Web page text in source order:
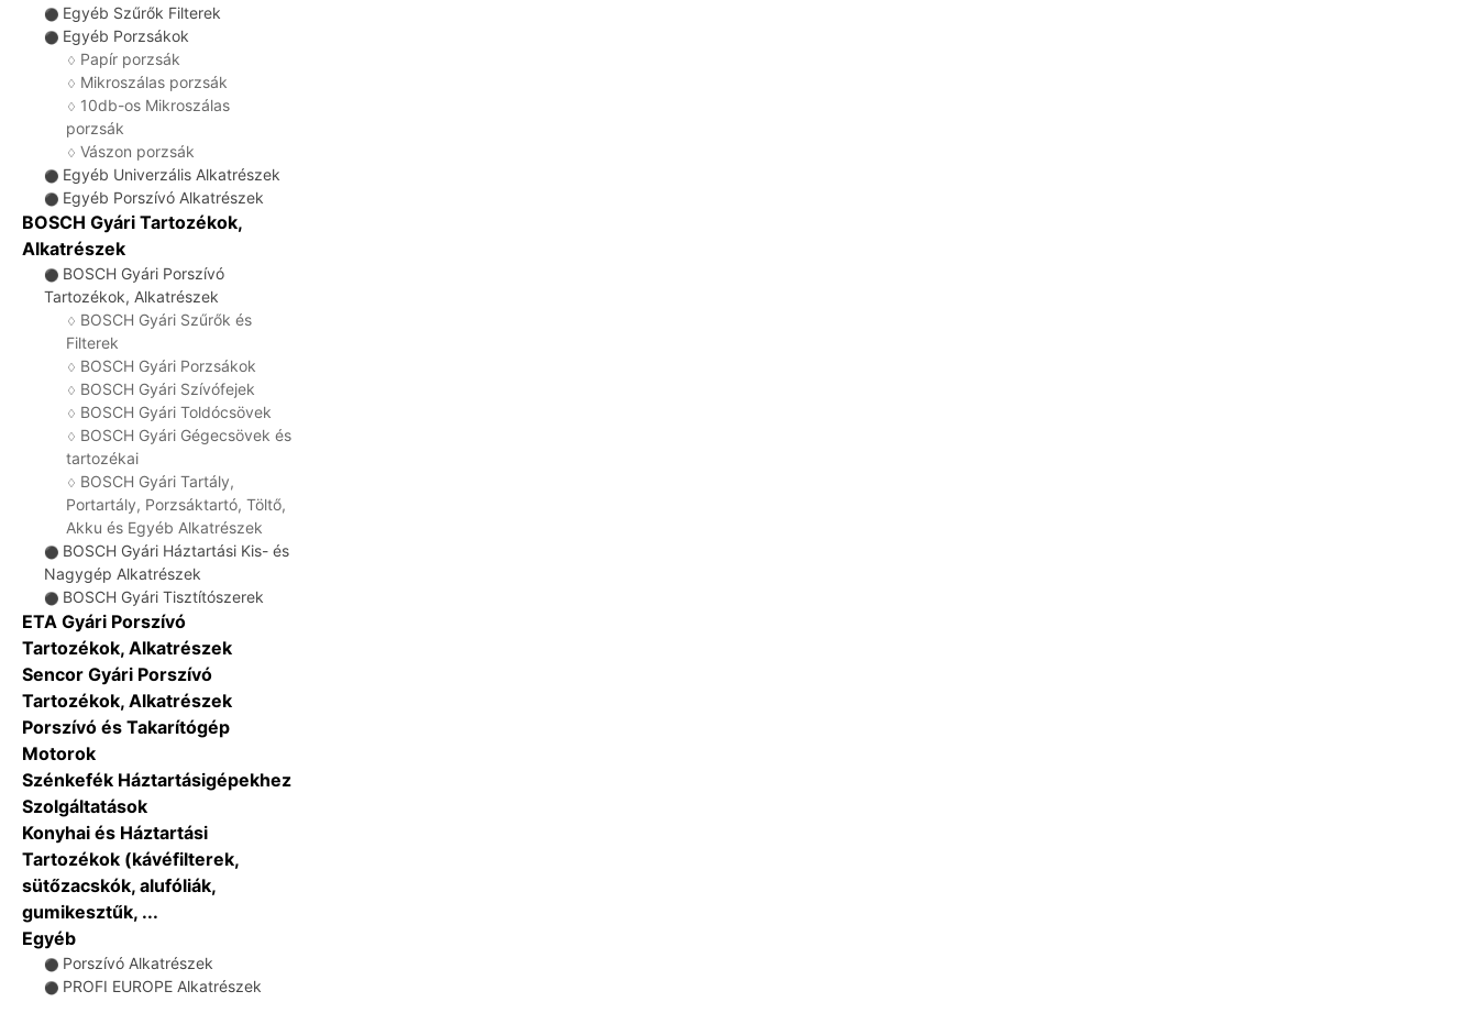
⚫ Egyéb Szűrők Filterek
⚫ Egyéb Porzsákok
♢ Papír porzsák
♢ Mikroszálas porzsák
♢ 10db-os Mikroszálas
porzsák
♢ Vászon porzsák
⚫ Egyéb Univerzális Alkatrészek
⚫ Egyéb Porszívó Alkatrészek
BOSCH Gyári Tartozékok,
Alkatrészek
⚫ BOSCH Gyári Porszívó
Tartozékok, Alkatrészek
♢ BOSCH Gyári Szűrők és
Filterek
♢ BOSCH Gyári Porzsákok
♢ BOSCH Gyári Szívófejek
♢ BOSCH Gyári Toldócsövek
♢ BOSCH Gyári Gégecsövek és
tartozékai
♢ BOSCH Gyári Tartály,
Portartály, Porzsáktartó, Töltő,
Akku és Egyéb Alkatrészek
⚫ BOSCH Gyári Háztartási Kis- és
Nagygép Alkatrészek
⚫ BOSCH Gyári Tisztítószerek
ETA Gyári Porszívó
Tartozékok, Alkatrészek
Sencor Gyári Porszívó
Tartozékok, Alkatrészek
Porszívó és Takarítógép
Motorok
Szénkefék Háztartásigépekhez
Szolgáltatások
Konyhai és Háztartási
Tartozékok (kávéfilterek,
sütőzacskók, alufóliák,
gumikesztűk, ...
Egyéb
⚫ Porszívó Alkatrészek
⚫ PROFI EUROPE Alkatrészek